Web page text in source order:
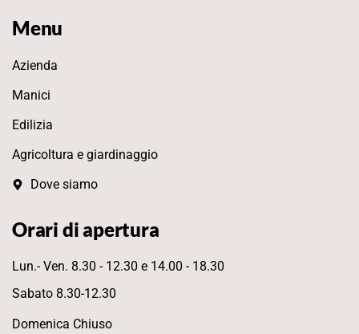
Menu
Azienda
Manici
Edilizia
Agricoltura e giardinaggio
Dove siamo
Orari di apertura
Lun.- Ven. 8.30 - 12.30 e 14.00 - 18.30
Sabato 8.30-12.30
Domenica Chiuso